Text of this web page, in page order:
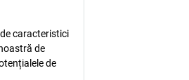
caracteristici
de
de